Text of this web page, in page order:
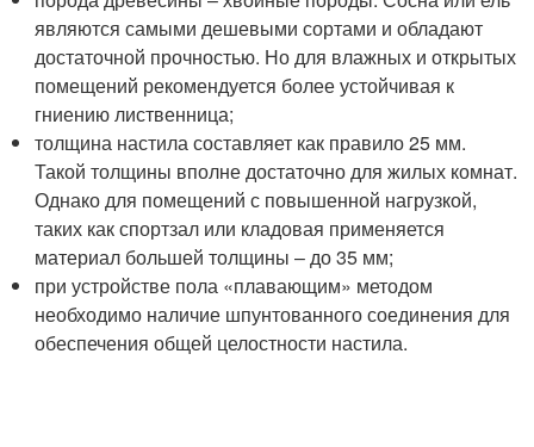
являются самыми дешевыми сортами и обладают
достаточной прочностью. Но для влажных и открытых
помещений рекомендуется более устойчивая к
гниению лиственница;
толщина настила составляет как правило 25 мм.
Такой толщины вполне достаточно для жилых комнат.
Однако для помещений с повышенной нагрузкой,
таких как спортзал или кладовая применяется
материал большей толщины – до 35 мм;
при устройстве пола «плавающим» методом
необходимо наличие шпунтованного соединения для
обеспечения общей целостности настила.